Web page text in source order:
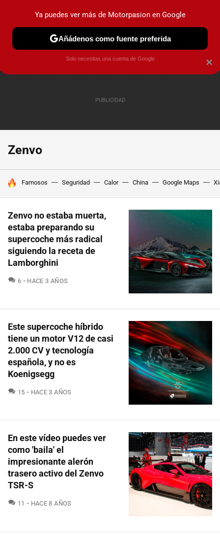
PRUEBAS COCHES ELÉCTRICOS OBSERVATORIO
Zenvo
HOY SE HABLA DE
Famosos Seguridad Calor China Google Maps
Zenvo no estaba muerta,
estaba preparando su
supercoche más radical
siguiendo la receta de
Lamborghini
6 COMENTARIOS
HACE 3 AÑOS
Este supercoche híbrido
tiene un motor V12 de casi
2.000 CV y tecnología
española, y no es
Koenigsegg
15 COMENTARIOS
HACE 3 AÑOS
En este vídeo puedes ver
como 'baila' el
impresionante alerón
trasero activo del Zenvo
TSR-S
11 COMENTARIOS
HACE 8 AÑOS
×
Ya puedes ver más de Motorpasion en Google
Añádenos como fuente preferida
Solo necesitas una cuenta de Google